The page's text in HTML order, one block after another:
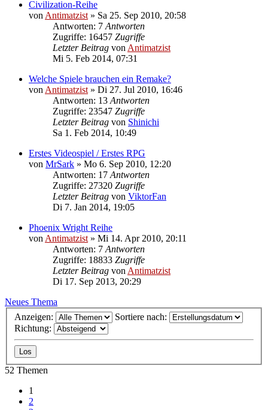
Civilization-Reihe
von Antimatzist » Sa 25. Sep 2010, 20:58
Antworten: 7 Antworten
Zugriffe: 16457 Zugriffe
Letzter Beitrag von Antimatzist
Mi 5. Feb 2014, 07:31
Welche Spiele brauchen ein Remake?
von Antimatzist » Di 27. Jul 2010, 16:46
Antworten: 13 Antworten
Zugriffe: 23547 Zugriffe
Letzter Beitrag von Shinichi
Sa 1. Feb 2014, 10:49
Erstes Videospiel / Erstes RPG
von MrSark » Mo 6. Sep 2010, 12:20
Antworten: 17 Antworten
Zugriffe: 27320 Zugriffe
Letzter Beitrag von ViktorFan
Di 7. Jan 2014, 19:05
Phoenix Wright Reihe
von Antimatzist » Mi 14. Apr 2010, 20:11
Antworten: 7 Antworten
Zugriffe: 18833 Zugriffe
Letzter Beitrag von Antimatzist
Di 17. Sep 2013, 20:29
Neues Thema
Anzeigen:
Sortiere nach:
Richtung:
52 Themen
1
2